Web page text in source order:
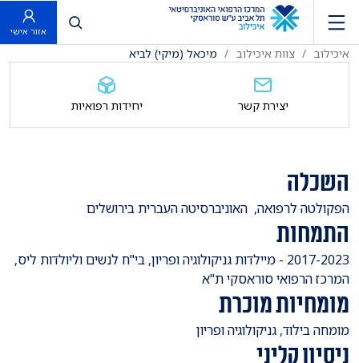
פתח חיפוש
אזור אישי
איכילוב צוות איכילוב מיכאל (מיקי) לביא
השכלה
​הפקולטה לרפואה, האוניברסיטה העברית בירושלים
התמחות
​2017-2023 - מיילדות גניקולוגיה ופריון, בי"ח לנשים וליולדות ליס,
המרכז הרפואי סוראסקי ת"א
מומחיות מוכרת
מומחה בילוד, גניקולוגיה ופריון
ניסיון קליני
יצירת קשר יחידות רפואיות